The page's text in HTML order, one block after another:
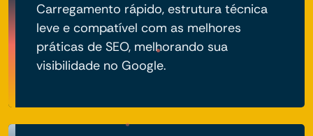
Carregamento rápido, estrutura técnica
leve e compatível com as melhores
práticas de SEO, melhorando sua
visibilidade no Google.